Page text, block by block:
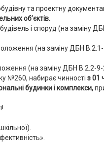
та проектну
об’єктів.
і споруд (на заміну
(на заміну ДБН В.2.1-
(на заміну ДБН В.2.2-9-
№260, набирає чинності з 01
будинки і комплекси,